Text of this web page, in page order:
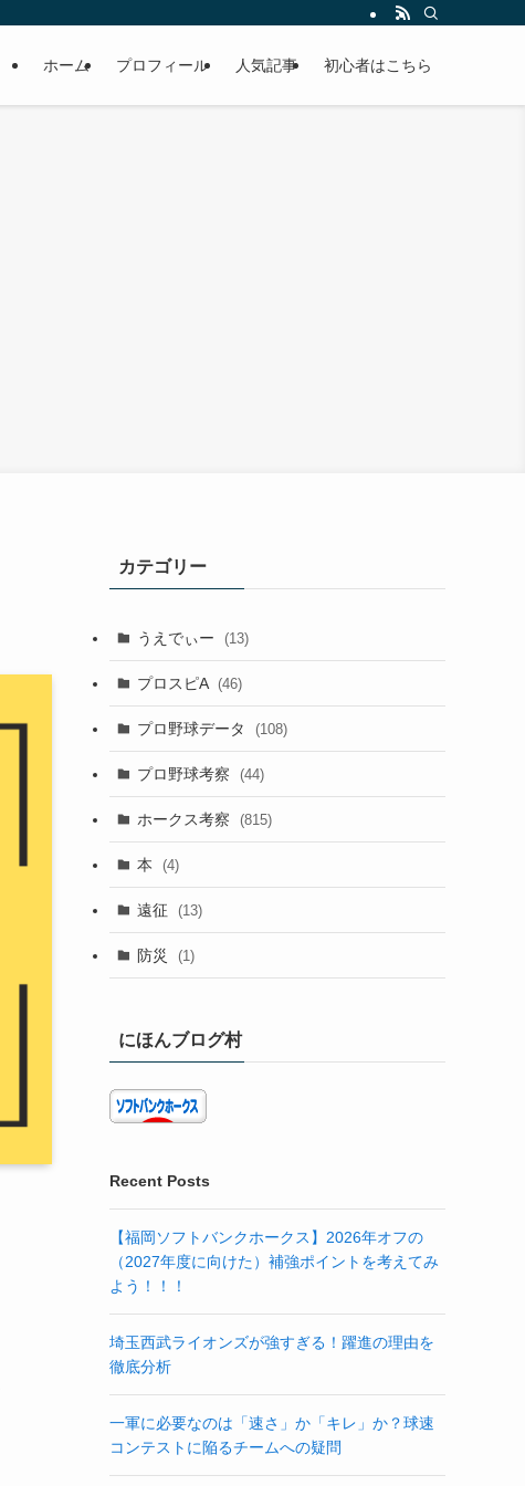
ホーム プロフィール 人気記事 初心者はこちら
カテゴリー
うえでぃー (13)
プロスピA (46)
プロ野球データ (108)
プロ野球考察 (44)
ホークス考察 (815)
本 (4)
遠征 (13)
防災 (1)
にほんブログ村
Recent Posts
【福岡ソフトバンクホークス】2026年オフの
（2027年度に向けた）補強ポイントを考えてみ
よう！！！
埼玉西武ライオンズが強すぎる！躍進の理由を
徹底分析
一軍に必要なのは「速さ」か「キレ」か？球速
コンテストに陥るチームへの疑問